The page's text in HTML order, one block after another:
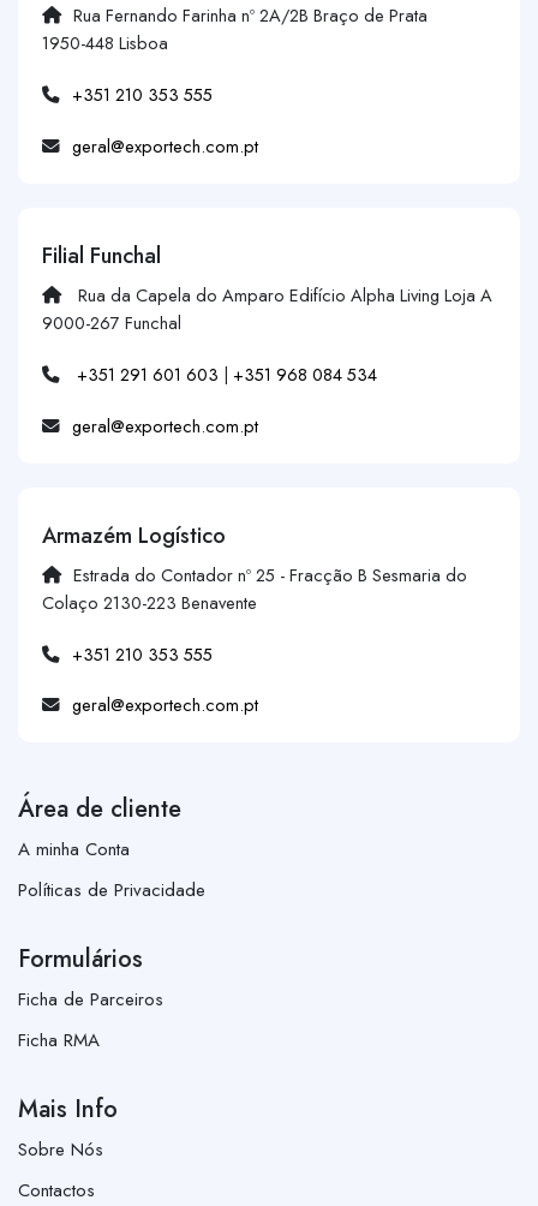
Rua Fernando Farinha nº 2A/2B Braço de Prata
1950-448 Lisboa
+351 210 353 555
geral@exportech.com.pt
Filial Funchal
Rua da Capela do Amparo Edifício Alpha Living Loja A
9000-267 Funchal
+351 291 601 603 | +351 968 084 534
geral@exportech.com.pt
Armazém Logístico
Estrada do Contador nº 25 - Fracção B Sesmaria do
Colaço 2130-223 Benavente
+351 210 353 555
geral@exportech.com.pt
Área de cliente
A minha Conta
Políticas de Privacidade
Formulários
Ficha de Parceiros
Ficha RMA
Mais Info
Sobre Nós
Contactos